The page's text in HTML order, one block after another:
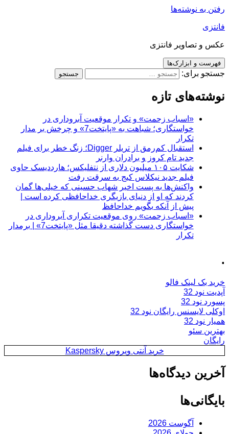
رفتن به نوشته‌ها
فانتزی
عکس و تصاویر فانتزی
فهرست و ابزارک‌ها
جستجو برای:
نوشته‌های تازه
«اسباب زحمت» و تکرار موقعیت آبروداری در
خواستگاری؛ شباهت به «پایتخت7» و چرخش بر مدار
تکرار
استقبال کم‌رمق از تریلر Digger؛ زنگ خطر برای فیلم
جدید تام کروز و برادران وارنر
شکایت ۱۰۵ میلیون دلاری از نتفلیکس؛ هارددیسک حاوی
فیلم جدید نیکلاس کیج به سرقت رفت
واکنش‌ها به پست اخیر شهاب حسینی که خیلی‌ها گمان
کردند که او از دنیای بازیگری خداحافظی کرده است |
پیش از آنکه بگویم خداحافظ
«اسباب زحمت» روی موقعیت تکراری آبروداری در
خواستگاری دست گذاشته دقیقا مثل «پایتخت7» | برمدار
تکرار
.
خرید بک لینک فالو
آپدیت نود 32
پسورد نود 32
اوکلی لایسنس رایگان نود 32
همیار نود 32
بهترین سئو
رایگان
خرید آنتی ویروس Kaspersky
آخرین دیدگاه‌ها
بایگانی‌ها
آگوست 2026